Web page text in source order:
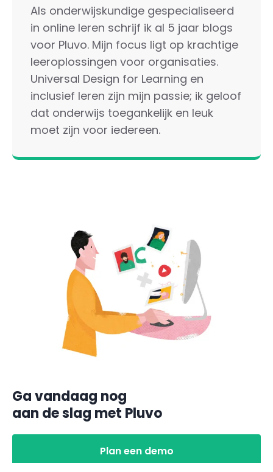
Als onderwijskundige gespecialiseerd
in online leren schrijf ik al 5 jaar blogs
voor Pluvo. Mijn focus ligt op krachtige
leeroplossingen voor organisaties.
Universal Design for Learning en
inclusief leren zijn mijn passie; ik geloof
dat onderwijs toegankelijk en leuk
moet zijn voor iedereen.
Ga vandaag nog
aan de slag met Pluvo
Plan een demo